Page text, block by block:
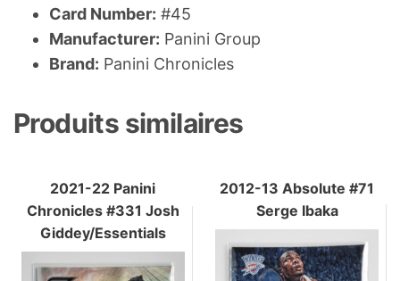
Card Number: #45
Manufacturer: Panini Group
Brand: Panini Chronicles
Produits similaires
2021-22 Panini
Chronicles #331 Josh
Giddey/Essentials
2012-13 Absolute #71
Serge Ibaka